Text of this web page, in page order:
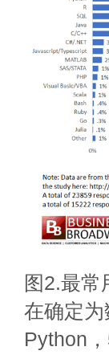
图2.最常
在确定
Python